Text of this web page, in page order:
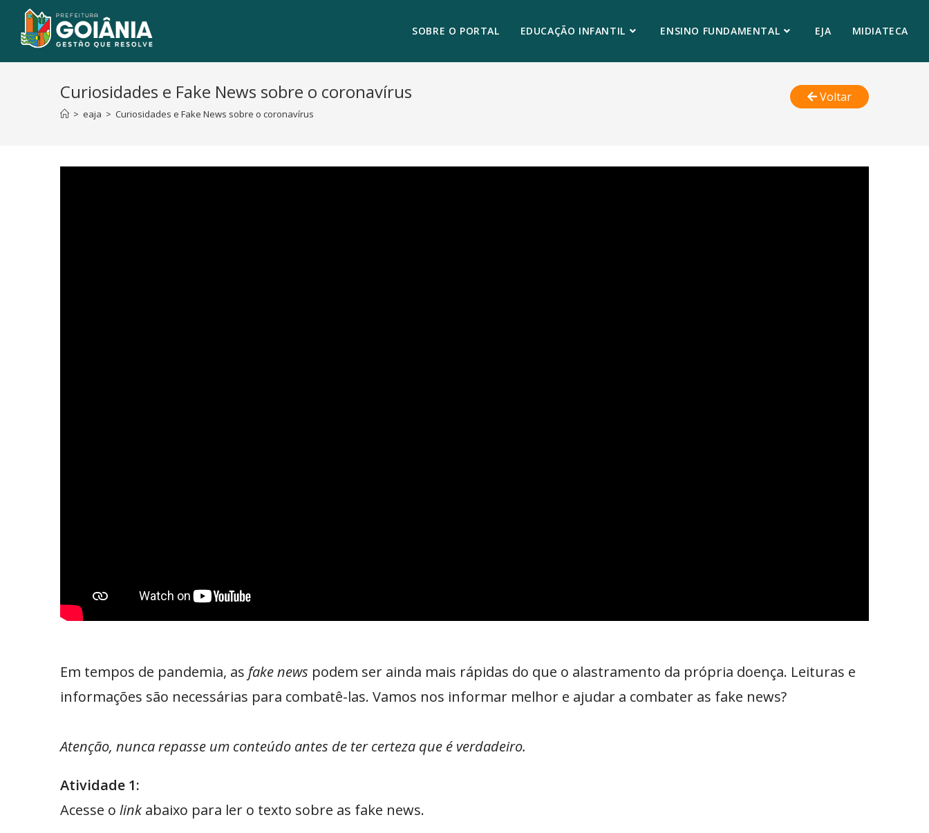
SOBRE O PORTAL EDUCAÇÃO INFANTIL ENSINO FUNDAMENTAL EJA MIDIATECA
Curiosidades e Fake News sobre o coronavírus
> eaja > Curiosidades e Fake News sobre o coronavírus
Voltar
Em tempos de pandemia, as fake news podem ser ainda mais rápidas do que o alastramento da própria doença. Leituras e
informações são necessárias para combatê-las. Vamos nos informar melhor e ajudar a combater as fake news?
Atenção, nunca repasse um conteúdo antes de ter certeza que é verdadeiro.
Atividade 1:
Acesse o link abaixo para ler o texto sobre as fake news.